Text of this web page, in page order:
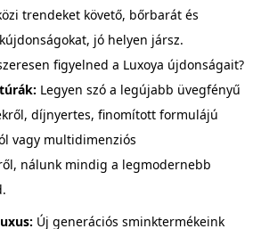
trendeket követő, bőrbarát és
jó helyen jársz.
figyelned a Luxoya újdonságait?
Legyen szó a legújabb üvegfényű
díjnyertes, finomított formulájú
vagy multidimenziós
nálunk mindig a legmodernebb
Új generációs sminktermékeink